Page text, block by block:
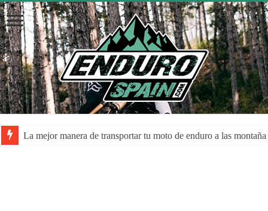
La mejor manera de transportar tu moto de enduro a las